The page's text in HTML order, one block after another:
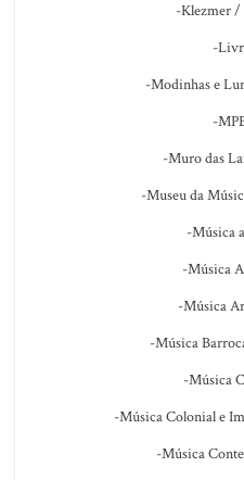
-Klezmer /
-
-Modinhas e
-
-Muro das
-Museu da
-Música
-Música
-Música
-Música
-Música
-Música Colonial e
-Música